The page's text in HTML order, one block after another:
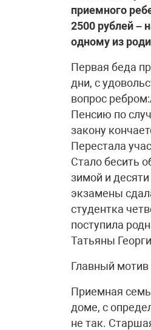
приемного
2500 рублей –
одному из
Первая беда
дни, с
вопрос
Пенсию по
закону
Перестала
Стало бесить
зимой и
экзамены
студентка
поступила
Татьяны
Главный мотив
Приемная
доме, с
не так.